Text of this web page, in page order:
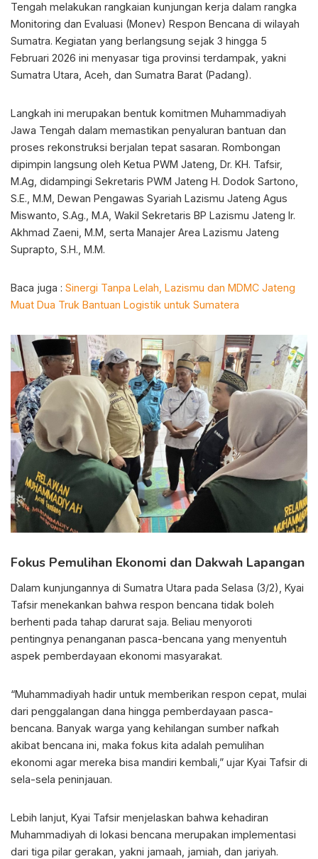
Tengah melakukan rangkaian kunjungan kerja dalam rangka
Monitoring dan Evaluasi (Monev) Respon Bencana di wilayah
Sumatra. Kegiatan yang berlangsung sejak 3 hingga 5
Februari 2026 ini menyasar tiga provinsi terdampak, yakni
Sumatra Utara, Aceh, dan Sumatra Barat (Padang).
Langkah ini merupakan bentuk komitmen Muhammadiyah
Jawa Tengah dalam memastikan penyaluran bantuan dan
proses rekonstruksi berjalan tepat sasaran. Rombongan
dipimpin langsung oleh Ketua PWM Jateng, Dr. KH. Tafsir,
M.Ag, didampingi Sekretaris PWM Jateng H. Dodok Sartono,
S.E., M.M, Dewan Pengawas Syariah Lazismu Jateng Agus
Miswanto, S.Ag., M.A, Wakil Sekretaris BP Lazismu Jateng Ir.
Akhmad Zaeni, M.M, serta Manajer Area Lazismu Jateng
Suprapto, S.H., M.M.
Baca juga : Sinergi Tanpa Lelah, Lazismu dan MDMC Jateng
Muat Dua Truk Bantuan Logistik untuk Sumatera
Fokus Pemulihan Ekonomi dan Dakwah Lapangan
Dalam kunjungannya di Sumatra Utara pada Selasa (3/2), Kyai
Tafsir menekankan bahwa respon bencana tidak boleh
berhenti pada tahap darurat saja. Beliau menyoroti
pentingnya penanganan pasca-bencana yang menyentuh
aspek pemberdayaan ekonomi masyarakat.
“Muhammadiyah hadir untuk memberikan respon cepat, mulai
dari penggalangan dana hingga pemberdayaan pasca-
bencana. Banyak warga yang kehilangan sumber nafkah
akibat bencana ini, maka fokus kita adalah pemulihan
ekonomi agar mereka bisa mandiri kembali,” ujar Kyai Tafsir di
sela-sela peninjauan.
Lebih lanjut, Kyai Tafsir menjelaskan bahwa kehadiran
Muhammadiyah di lokasi bencana merupakan implementasi
dari tiga pilar gerakan, yakni jamaah, jamiah, dan jariyah.